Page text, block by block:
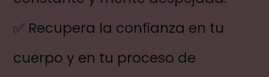
✅ Recupera la confianza en tu
cuerpo y en tu proceso de